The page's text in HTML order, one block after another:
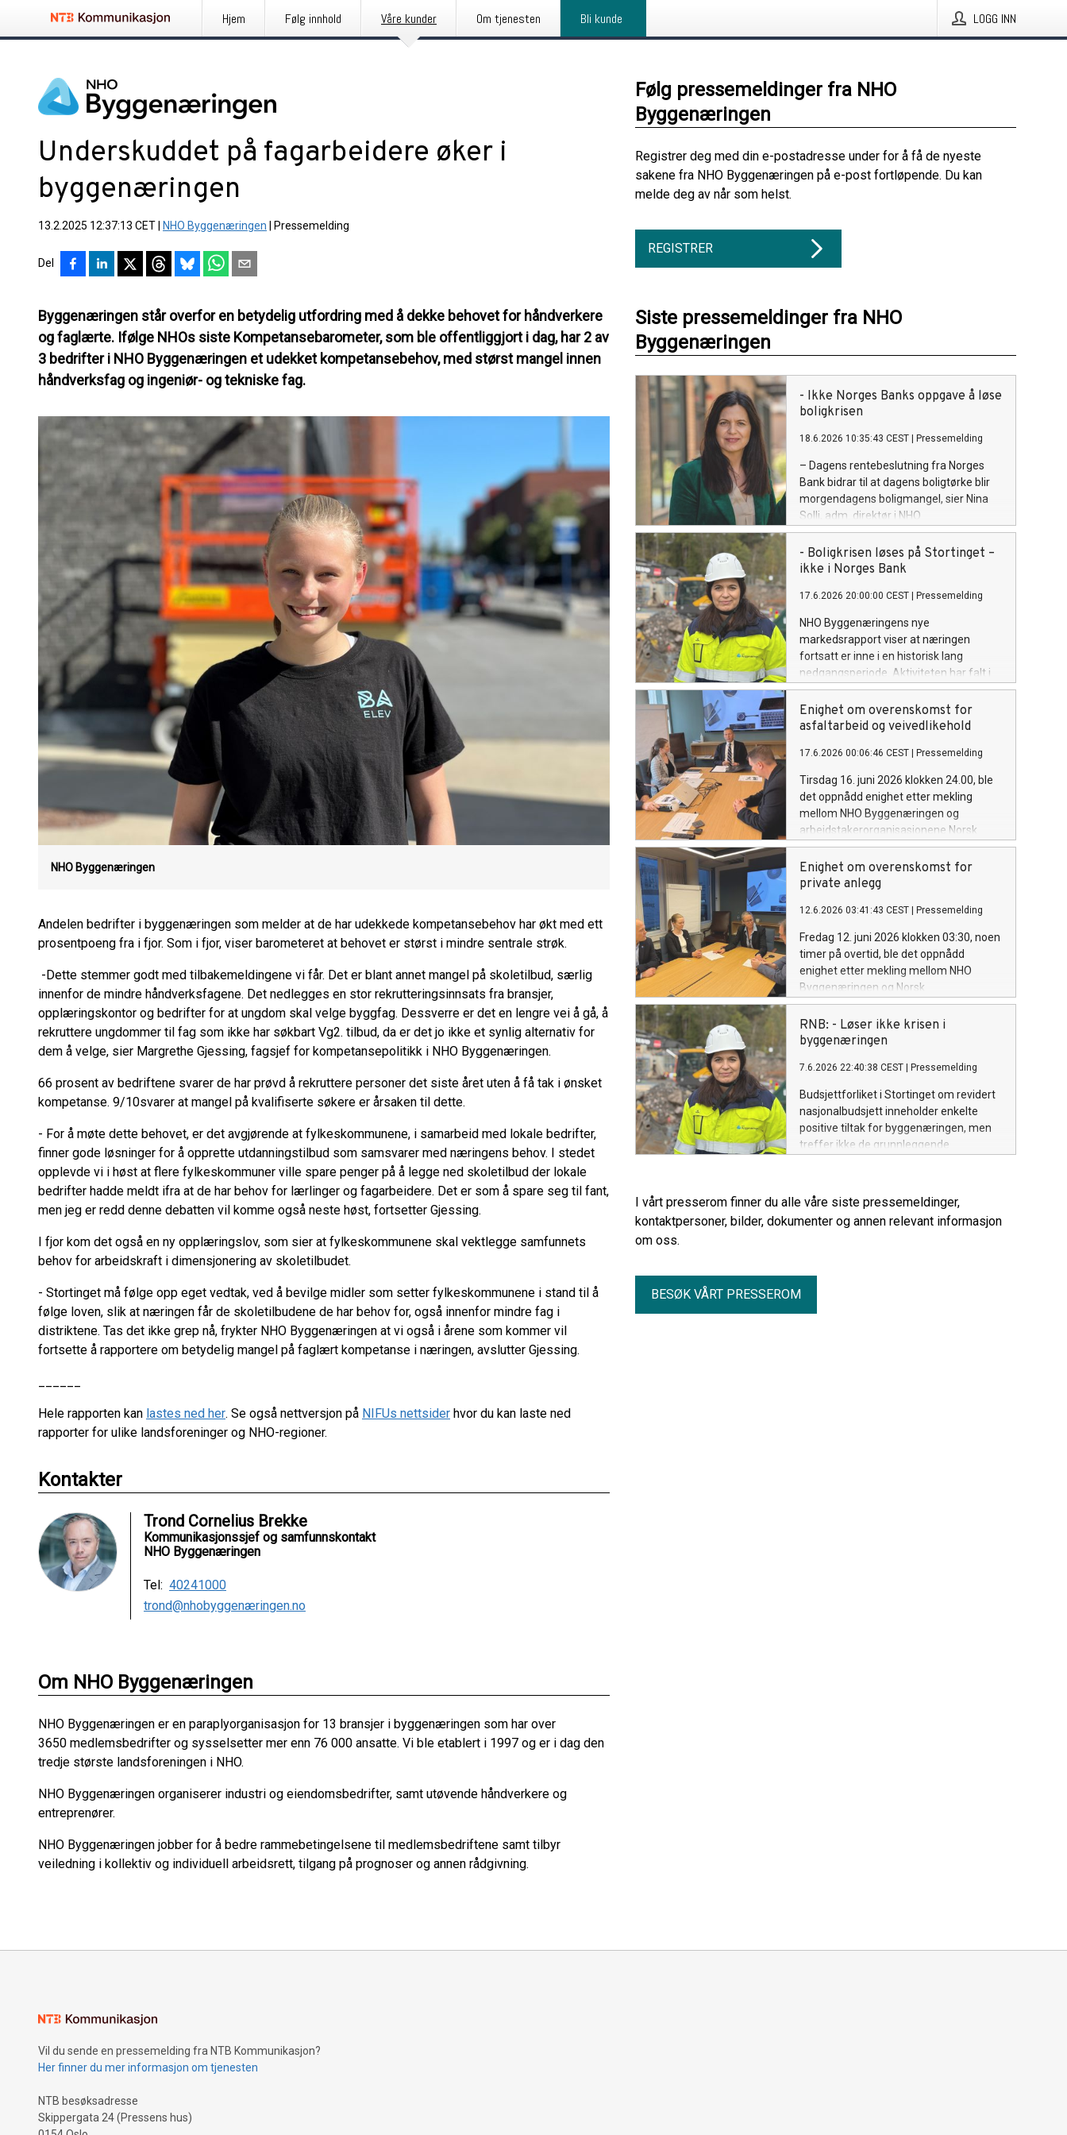
Hjem Følg innhold Våre kunder Om tjenesten Bli kunde LOGG INN
Underskuddet på fagarbeidere øker i
byggenæringen
13.2.2025 12:37:13 CET NHO Byggenæringen Pressemelding
Del
Byggenæringen står overfor en betydelig utfordring med å dekke behovet for håndverkere
og faglærte. Ifølge NHOs siste Kompetansebarometer, som ble offentliggjort i dag, har 2 av
3 bedrifter i NHO Byggenæringen et udekket kompetansebehov, med størst mangel innen
håndverksfag og ingeniør- og tekniske fag.
NHO Byggenæringen
Andelen bedrifter i byggenæringen som melder at de har udekkede kompetansebehov har økt med ett
prosentpoeng fra i fjor. Som i fjor, viser barometeret at behovet er størst i mindre sentrale strøk.
-Dette stemmer godt med tilbakemeldingene vi får. Det er blant annet mangel på skoletilbud, særlig
innenfor de mindre håndverksfagene. Det nedlegges en stor rekrutteringsinnsats fra bransjer,
opplæringskontor og bedrifter for at ungdom skal velge byggfag. Dessverre er det en lengre vei å gå, å
rekruttere ungdommer til fag som ikke har søkbart Vg2. tilbud, da er det jo ikke et synlig alternativ for
dem å velge, sier Margrethe Gjessing, fagsjef for kompetansepolitikk i NHO Byggenæringen.
66 prosent av bedriftene svarer de har prøvd å rekruttere personer det siste året uten å få tak i ønsket
kompetanse. 9/10svarer at mangel på kvalifiserte søkere er årsaken til dette.
- For å møte dette behovet, er det avgjørende at fylkeskommunene, i samarbeid med lokale bedrifter,
finner gode løsninger for å opprette utdanningstilbud som samsvarer med næringens behov. I stedet
opplevde vi i høst at flere fylkeskommuner ville spare penger på å legge ned skoletilbud der lokale
bedrifter hadde meldt ifra at de har behov for lærlinger og fagarbeidere. Det er som å spare seg til fant,
men jeg er redd denne debatten vil komme også neste høst, fortsetter Gjessing.
I fjor kom det også en ny opplæringslov, som sier at fylkeskommunene skal vektlegge samfunnets
behov for arbeidskraft i dimensjonering av skoletilbudet.
- Stortinget må følge opp eget vedtak, ved å bevilge midler som setter fylkeskommunene i stand til å
følge loven, slik at næringen får de skoletilbudene de har behov for, også innenfor mindre fag i
distriktene. Tas det ikke grep nå, frykter NHO Byggenæringen at vi også i årene som kommer vil
fortsette å rapportere om betydelig mangel på faglært kompetanse i næringen, avslutter Gjessing.
Hele rapporten kan lastes ned her. Se også nettversjon på NIFUs nettsider hvor du kan laste ned
rapporter for ulike landsforeninger og NHO-regioner.
Kontakter
Trond Cornelius Brekke
Kommunikasjonssjef og samfunnskontakt
NHO Byggenæringen
Tel: 40241000
trond@nhobyggenæringen.no
Om NHO Byggenæringen
NHO Byggenæringen er en paraplyorganisasjon for 13 bransjer i byggenæringen som har over
3650 medlemsbedrifter og sysselsetter mer enn 76 000 ansatte. Vi ble etablert i 1997 og er i dag den
tredje største landsforeningen i NHO.
NHO Byggenæringen organiserer industri og eiendomsbedrifter, samt utøvende håndverkere og
entreprenører.
NHO Byggenæringen jobber for å bedre rammebetingelsene til medlemsbedriftene samt tilbyr
veiledning i kollektiv og individuell arbeidsrett, tilgang på prognoser og annen rådgivning.
Følg pressemeldinger fra NHO
Byggenæringen
Registrer deg med din e-postadresse under for å få de nyeste
sakene fra NHO Byggenæringen på e-post fortløpende. Du kan
melde deg av når som helst.
REGISTRER
Siste pressemeldinger fra NHO
Byggenæringen
- Ikke Norges Banks oppgave å løse
boligkrisen
18.6.2026 10:35:43 CEST Pressemelding
– Dagens rentebeslutning fra Norges
Bank bidrar til at dagens boligtørke blir
morgendagens boligmangel, sier Nina
Solli, adm. direktør i NHO
Byggenæringen.
- Boligkrisen løses på Stortinget –
ikke i Norges Bank
17.6.2026 20:00:00 CEST Pressemelding
NHO Byggenæringens nye
markedsrapport viser at næringen
fortsatt er inne i en historisk lang
nedgangsperiode. Aktiviteten har falt i
mer enn 50 sammenhengende
måneder, sysselsettingen er redusert
med over 20 000, konkursnivået er høyt,
historisk lavt nivå. Det har ikke vært
bygget færre boliger enn siden krigen,
og boliggapet er snart på størrelse med
Lillestrøm (40000 boliger).
Enighet om overenskomst for
asfaltarbeid og veivedlikehold
17.6.2026 00:06:46 CEST Pressemelding
Tirsdag 16. juni 2026 klokken 24.00, ble
det oppnådd enighet etter mekling
mellom NHO Byggenæringen og
arbeidstakerorganisasjonene Norsk
Arbeidsmandsforbund og
Fellesforbundet i lønnsoppgjøret for
Overenskomst for asfaltarbeid og
Enighet om overenskomst for
private anlegg
12.6.2026 03:41:43 CEST Pressemelding
Fredag 12. juni 2026 klokken 03:30, noen
timer på overtid, ble det oppnådd
enighet etter mekling mellom NHO
Byggenæringen og Norsk
Arbeidsmandsforbund i lønnsoppgjøret
for Overenskomst for private anlegg.
Det blir dermed ikke streik i
RNB: - Løser ikke krisen i
byggenæringen
7.6.2026 22:40:38 CEST Pressemelding
Budsjettforliket i Stortinget om revidert
nasjonalbudsjett inneholder enkelte
positive tiltak for byggenæringen, men
treffer ikke de grunnleggende
I vårt presserom finner du alle våre siste pressemeldinger,
kontaktpersoner, bilder, dokumenter og annen relevant informasjon
om oss.
BESØK VÅRT PRESSEROM
Vil du sende en pressemelding fra NTB Kommunikasjon?
Her finner du mer informasjon om tjenesten
NTB besøksadresse
Skippergata 24 (Pressens hus)